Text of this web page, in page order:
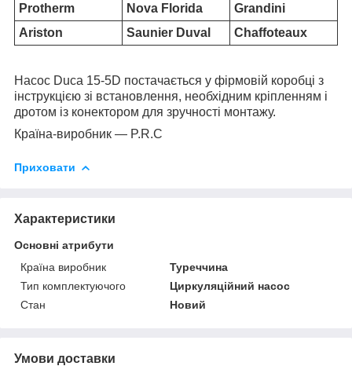
Protherm
Nova Florida
Grandini
Ariston
Saunier Duval Chaffoteaux
Насос Duca 15-5D постачається у фірмовій коробці з
інструкцією зі встановлення, необхідним кріпленням і
дротом із конектором для зручності монтажу.
Країна-виробник — P.R.C
Приховати
Характеристики
Основні атрибути
Країна виробник
Туреччина
Тип комплектуючого
Циркуляційний насос
Стан
Новий
Умови доставки